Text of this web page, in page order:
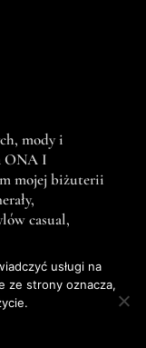
mody i
ONA I
mojej biżuterii
casual,
pozycjonowanie, programowanie
usługi na
ze strony oznacza,